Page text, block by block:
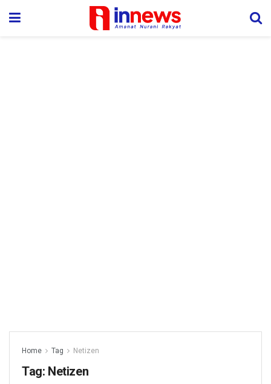
Home Tag Netizen
Tag: Netizen